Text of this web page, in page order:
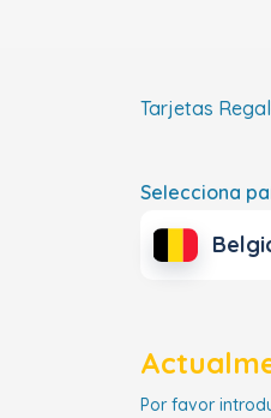
Tarjetas
Selecciona
Por favor